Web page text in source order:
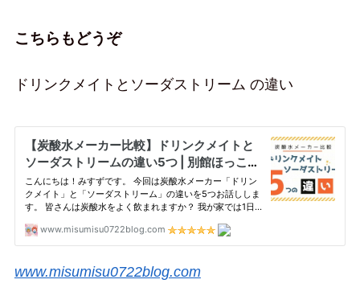
こちらもどうぞ
ドリンクメイトとソーダストリーム の違い
www.misumisu0722blog.com